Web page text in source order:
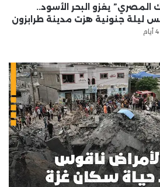
المصري” يغزو البحر الأسود..
ليلة جنونية هزت مدينة طرابزون